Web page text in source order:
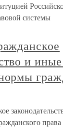
системы
и